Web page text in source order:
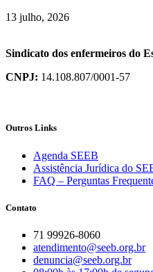
13 julho, 2026
Sindicato dos enfermeiros do
CNPJ: 14.108.807/0001-57
Outros Links
Agenda SEEB
Assistência Jurídica do
FAQ – Perguntas
Contato
71 99926-8060
atendimento@seeb.org.br
denuncia@seeb.org.br